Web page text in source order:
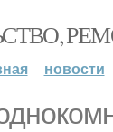
новости